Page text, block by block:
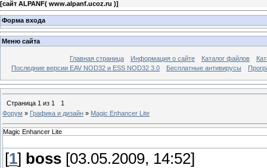
[сайт ALPANF( www.alpanf.ucoz.ru )]
Форма входа
Меню сайта
Главная страница Информация о сайте Каталог файлов
Последние версии EAV NOD32 и ESS NOD32 3.0
Бесплатные антивирусы
Страница 1 из 1
1
Форум » Графика и дизайн » Magic Enhancer Lite
Magic Enhancer Lite
[1] boss [03.05.2009, 14:52]